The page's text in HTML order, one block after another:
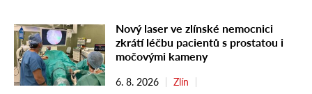
Nový laser ve zlínské nemocnici
zkrátí léčbu pacientů s prostatou i
močovými kameny
6. 8. 2026 Zlín